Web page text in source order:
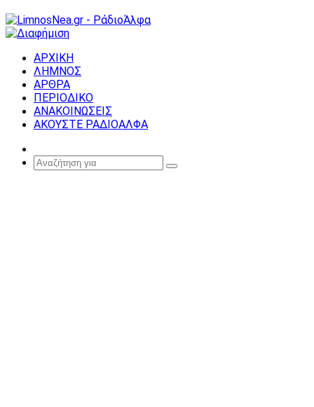
ΑΡΧΙΚΗ
ΛΗΜΝΟΣ
ΑΡΘΡΑ
ΠΕΡΙΟΔΙΚΟ
ΑΝΑΚΟΙΝΩΣΕΙΣ
ΑΚΟΥΣΤΕ ΡΑΔΙΟΑΛΦΑ
Article
Αναζήτηση